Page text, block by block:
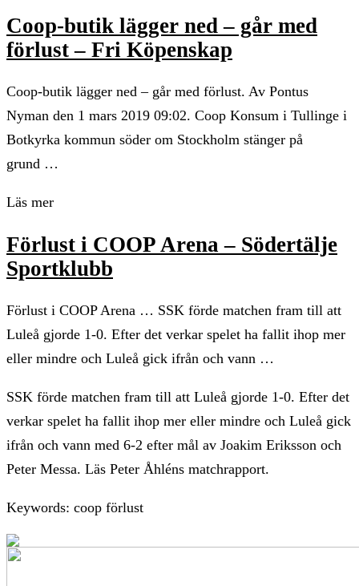
Coop-butik lägger ned – går med
förlust – Fri Köpenskap
Coop-butik lägger ned – går med förlust. Av Pontus
Nyman den 1 mars 2019 09:02. Coop Konsum i Tullinge i
Botkyrka kommun söder om Stockholm stänger på
grund …
Läs mer
Förlust i COOP Arena – Södertälje
Sportklubb
Förlust i COOP Arena … SSK förde matchen fram till att
Luleå gjorde 1-0. Efter det verkar spelet ha fallit ihop mer
eller mindre och Luleå gick ifrån och vann …
SSK förde matchen fram till att Luleå gjorde 1-0. Efter det
verkar spelet ha fallit ihop mer eller mindre och Luleå gick
ifrån och vann med 6-2 efter mål av Joakim Eriksson och
Peter Messa. Läs Peter Åhléns matchrapport.
Keywords: coop förlust